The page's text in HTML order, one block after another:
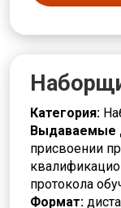
Грузчик
Дозировщик
Дренажник
Дробильщик
ЖКХ и
Заготовщик
Заливщик
Изготовитель
Категория:
Выдаваемые
присвоении
протокола
Формат: